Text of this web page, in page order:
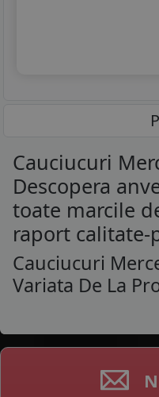
Cauciucuri
Descopera
toate marcile
raport calitate-
Cauciucuri
Variata De La